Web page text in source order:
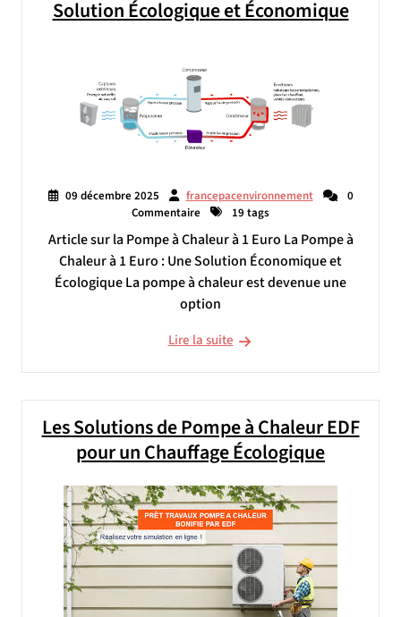
Solution Écologique et Économique
09 décembre 2025 francepacenvironnement
0
Commentaire
19 tags
Article sur la Pompe à Chaleur à 1 Euro La Pompe à
Chaleur à 1 Euro : Une Solution Économique et
Écologique La pompe à chaleur est devenue une
option
Lire la suite
Les Solutions de Pompe à Chaleur EDF
pour un Chauffage Écologique